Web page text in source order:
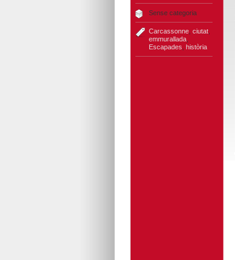
Sense categoria
Carcassonne, ciutat,
emmurallada,
Escapades història